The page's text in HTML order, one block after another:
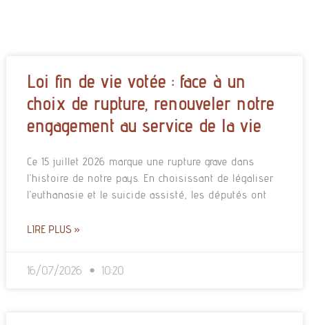
Loi fin de vie votée : face à un
choix de rupture, renouveler notre
engagement au service de la vie
Ce 15 juillet 2026 marque une rupture grave dans
l’histoire de notre pays. En choisissant de légaliser
l’euthanasie et le suicide assisté, les députés ont
LIRE PLUS »
16/07/2026 10:20